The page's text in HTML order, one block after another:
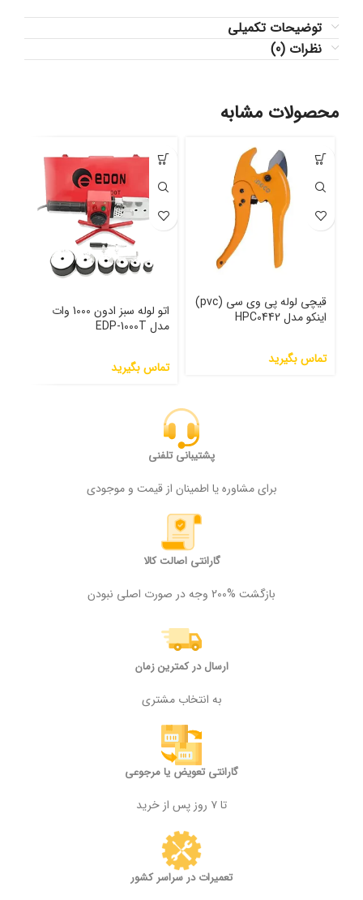
توضیحات تکمیلی
نظرات (0)
محصولات مشابه
قیچی لوله پی وی سی (pvc)
اینکو مدل HPC0442
تماس بگیرید
اتو لوله سبز ادون 1000 وات
مدل EDP-1000T
تماس بگیرید
پشتیبانی تلفنی
برای مشاوره یا اطمینان از قیمت و موجودی
گارانتی اصالت کالا
بازگشت %200 وجه در صورت اصلی نبودن
ارسال در کمترین زمان
به انتخاب مشتری
گارانتی تعویض یا مرجوعی
تا ۷ روز پس از خرید
تعمیرات در سراسر کشور